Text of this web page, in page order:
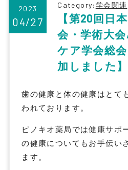
2023
04/27
Category: 学会関連
【第20回日
会・学術大
ケア学会総
加しました】
歯の健康と体の健康はとて
われております。
ピノキオ薬局では健康サポ
の健康についてもお手伝い
ます。